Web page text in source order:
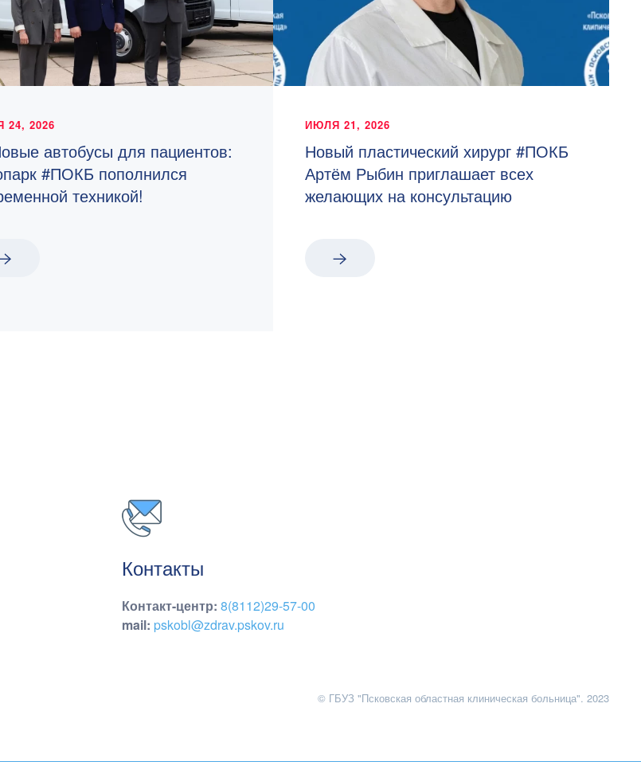
2026
автобусы для пациентов:
#ПОКБ пополнился
техникой!
ИЮЛЯ 21, 2026
Новый пластический хирург #ПОКБ
Артём Рыбин приглашает всех
желающих на консультацию
Контакты
Контакт-центр: 8(8112)29-57-00
mail: pskobl@zdrav.pskov.ru
© ГБУЗ "Псковская областная клиническая больница". 2023